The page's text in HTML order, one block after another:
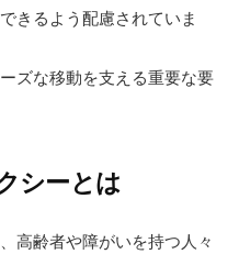
きるよう配慮されていま
ズな移動を支える重要な要
シーとは
高齢者や障がいを持つ人々